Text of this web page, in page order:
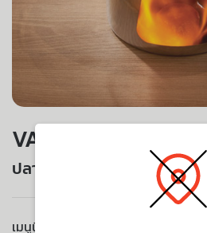
VALUE SET
ปลากะพงต้มบ๊วย (หม้อไฟ)
เมนูนี้ไม่มีบริการจัดส่งไปยังที่อยู่ของคุณ